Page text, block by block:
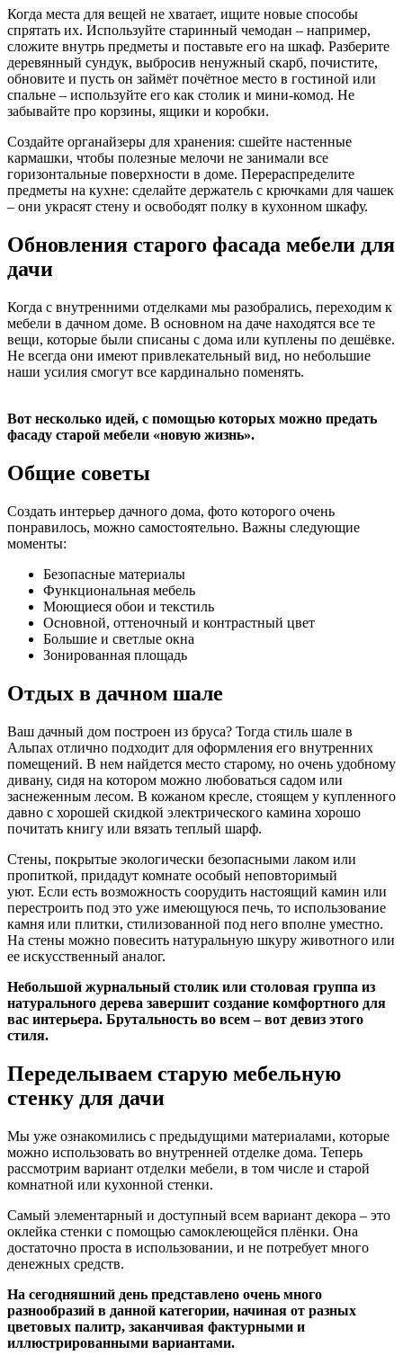
Когда места для вещей не хватает, ищите новые способы
спрятать их. Используйте старинный чемодан – например,
сложите внутрь предметы и поставьте его на шкаф. Разберите
деревянный сундук, выбросив ненужный скарб, почистите,
обновите и пусть он займёт почётное место в гостиной или
спальне – используйте его как столик и мини-комод. Не
забывайте про корзины, ящики и коробки.
Создайте органайзеры для хранения: сшейте настенные
кармашки, чтобы полезные мелочи не занимали все
горизонтальные поверхности в доме. Перераспределите
предметы на кухне: сделайте держатель с крючками для чашек
– они украсят стену и освободят полку в кухонном шкафу.
Обновления старого фасада мебели для
дачи
Когда с внутренними отделками мы разобрались, переходим к
мебели в дачном доме. В основном на даче находятся все те
вещи, которые были списаны с дома или куплены по дешёвке.
Не всегда они имеют привлекательный вид, но небольшие
наши усилия смогут все кардинально поменять.
Вот несколько идей, с помощью которых можно предать
фасаду старой мебели «новую жизнь».
Общие советы
Создать интерьер дачного дома, фото которого очень
понравилось, можно самостоятельно. Важны следующие
моменты:
Безопасные материалы
Функциональная мебель
Моющиеся обои и текстиль
Основной, оттеночный и контрастный цвет
Большие и светлые окна
Зонированная площадь
Отдых в дачном шале
Ваш дачный дом построен из бруса? Тогда стиль шале в
Альпах отлично подходит для оформления его внутренних
помещений. В нем найдется место старому, но очень удобному
дивану, сидя на котором можно любоваться садом или
заснеженным лесом. В кожаном кресле, стоящем у купленного
давно с хорошей скидкой электрического камина хорошо
почитать книгу или вязать теплый шарф.
Стены, покрытые экологически безопасными лаком или
пропиткой, придадут комнате особый неповторимый
уют. Если есть возможность соорудить настоящий камин или
перестроить под это уже имеющуюся печь, то использование
камня или плитки, стилизованной под него вполне уместно.
На стены можно повесить натуральную шкуру животного или
ее искусственный аналог.
Небольшой журнальный столик или столовая группа из
натурального дерева завершит создание комфортного для
вас интерьера. Брутальность во всем – вот девиз этого
стиля.
Переделываем старую мебельную
стенку для дачи
Мы уже ознакомились с предыдущими материалами, которые
можно использовать во внутренней отделке дома. Теперь
рассмотрим вариант отделки мебели, в том числе и старой
комнатной или кухонной стенки.
Самый элементарный и доступный всем вариант декора – это
оклейка стенки с помощью самоклеющейся плёнки. Она
достаточно проста в использовании, и не потребует много
денежных средств.
На сегодняшний день представлено очень много
разнообразий в данной категории, начиная от разных
цветовых палитр, заканчивая фактурными и
иллюстрированными вариантами.